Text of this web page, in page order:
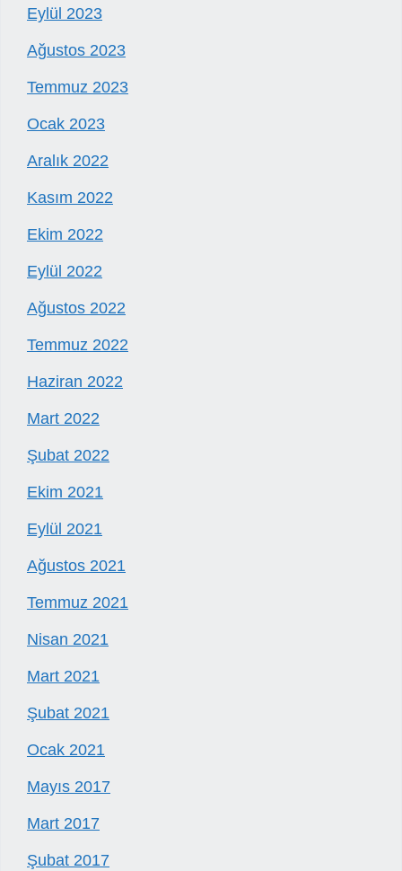
Eylül 2023
Ağustos 2023
Temmuz 2023
Ocak 2023
Aralık 2022
Kasım 2022
Ekim 2022
Eylül 2022
Ağustos 2022
Temmuz 2022
Haziran 2022
Mart 2022
Şubat 2022
Ekim 2021
Eylül 2021
Ağustos 2021
Temmuz 2021
Nisan 2021
Mart 2021
Şubat 2021
Ocak 2021
Mayıs 2017
Mart 2017
Şubat 2017